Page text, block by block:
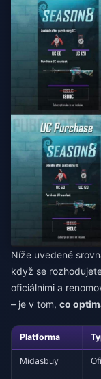
Níže uvedené
když se
oficiálními a
– je v tom, co
Platforma
Midasbuy